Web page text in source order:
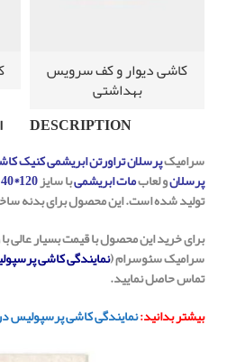
کاشی دیوار و کف سرویس
بهداشتی
DESCRIPTION
سرامیکپرسلان تراورتن ابریشمی کنیک
پرسلانو لعابمات ابریشمیبا سایز
تولید شده است. این محصول برای بدنه
برای خرید این محصول با قیمت بسیار عالی
سرامیک سئوسرام (نمایندگی کاشی
تماس حاصل نمایید.
بیشتر بدانید:نمایندگی کاشی پرسپولیس